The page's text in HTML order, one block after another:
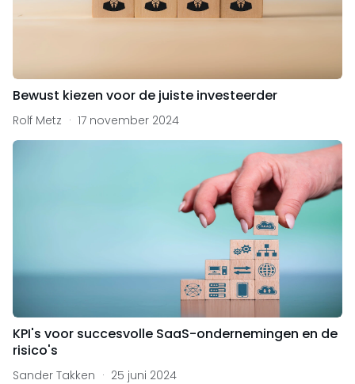
Bewust kiezen voor de juiste investeerder
Rolf Metz 17 november 2024
KPI's voor succesvolle SaaS-ondernemingen en de
risico's
Sander Takken 25 juni 2024